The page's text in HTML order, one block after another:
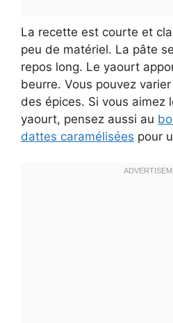
La recette est courte et
peu de matériel. La pâte
repos long. Le yaourt
beurre. Vous pouvez
des épices. Si vous aimez
yaourt, pensez aussi au
dattes caramélisées pour